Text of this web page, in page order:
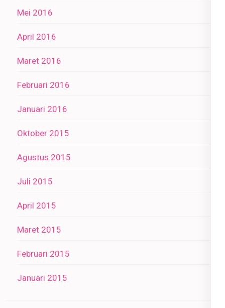
Mei 2016
April 2016
Maret 2016
Februari 2016
Januari 2016
Oktober 2015
Agustus 2015
Juli 2015
April 2015
Maret 2015
Februari 2015
Januari 2015